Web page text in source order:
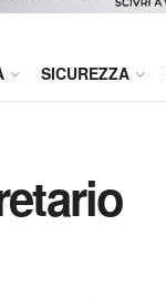
SICUREZZA